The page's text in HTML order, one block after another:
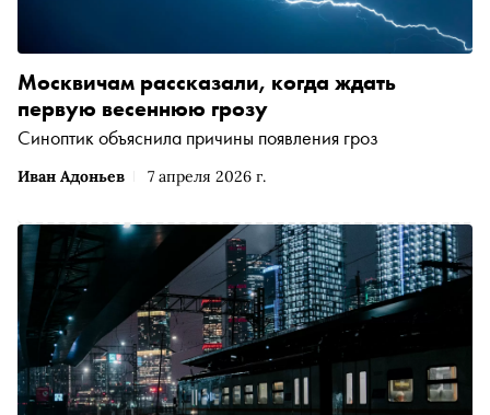
Иван Адоньев 7 апреля 2026 г.
Москвичам рассказали, когда ждать
первую весеннюю грозу
Синоптик объяснила причины появления гроз